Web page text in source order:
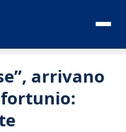
arrivano